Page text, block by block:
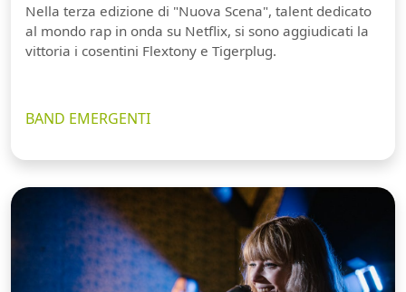
Nella terza edizione di "Nuova Scena", talent dedicato
al mondo rap in onda su Netflix, si sono aggiudicati la
vittoria i cosentini Flextony e Tigerplug.
BAND EMERGENTI